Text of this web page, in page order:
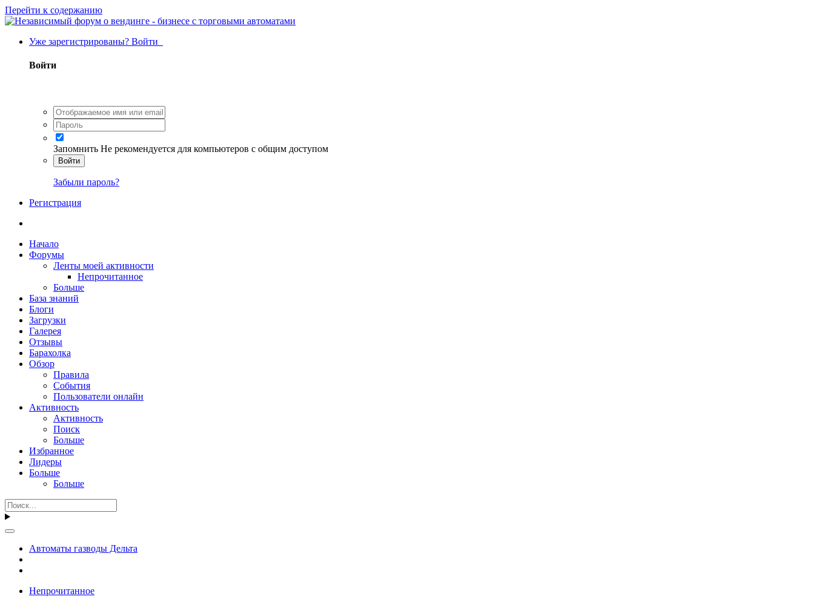
Перейти к содержанию
Уже зарегистрированы? Войти
Войти
Запомнить Не рекомендуется для компьютеров с общим доступом
Войти
Забыли пароль?
Регистрация
Начало
Форумы
Ленты моей активности
Непрочитанное
Больше
База знаний
Блоги
Загрузки
Галерея
Отзывы
Барахолка
Обзор
Правила
События
Пользователи онлайн
Активность
Активность
Поиск
Больше
Избранное
Лидеры
Больше
Больше
Автоматы газводы Дельта
Непрочитанное